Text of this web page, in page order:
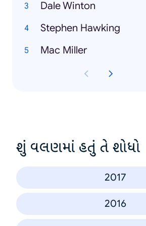
Dale Winton
Stephen Hawking
Mac Miller
શું વલણમાં હતું તે શોધો
2017
2016